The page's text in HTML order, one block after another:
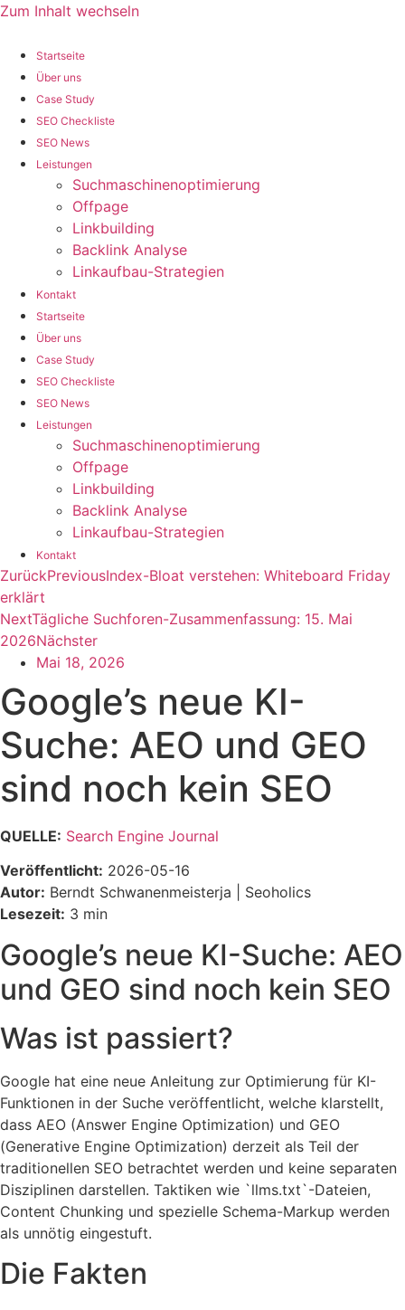
Zum Inhalt wechseln
Startseite
Über uns
Case Study
SEO Checkliste
SEO News
Leistungen
Suchmaschinenoptimierung
Offpage
Linkbuilding
Backlink Analyse
Linkaufbau-Strategien
Kontakt
Startseite
Über uns
Case Study
SEO Checkliste
SEO News
Leistungen
Suchmaschinenoptimierung
Offpage
Linkbuilding
Backlink Analyse
Linkaufbau-Strategien
Kontakt
ZurückPreviousIndex-Bloat verstehen: Whiteboard Friday
erklärt
NextTägliche Suchforen-Zusammenfassung: 15. Mai
2026Nächster
Mai 18, 2026
Google’s neue KI-
Suche: AEO und GEO
sind noch kein SEO
QUELLE: Search Engine Journal
Veröffentlicht: 2026-05-16
Autor: Berndt Schwanenmeisterja | Seoholics
Lesezeit: 3 min
Google’s neue KI-Suche: AEO
und GEO sind noch kein SEO
Was ist passiert?
Google hat eine neue Anleitung zur Optimierung für KI-
Funktionen in der Suche veröffentlicht, welche klarstellt,
dass AEO (Answer Engine Optimization) und GEO
(Generative Engine Optimization) derzeit als Teil der
traditionellen SEO betrachtet werden und keine separaten
Disziplinen darstellen. Taktiken wie `llms.txt`-Dateien,
Content Chunking und spezielle Schema-Markup werden
als unnötig eingestuft.
Die Fakten